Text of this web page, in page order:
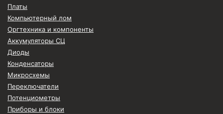
Платы
Компьютерный лом
Оргтехника и компоненты
Аккумуляторы СЦ
Диоды
Конденсаторы
Микросхемы
Переключатели
Потенциометры
Приборы и блоки